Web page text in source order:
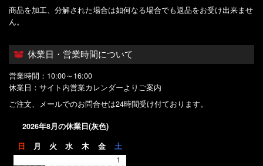
商品を加工、分解された場合は如何なる場合でも返品をお受け出来ませ
ん。
休業日・営業時間について
営業時間：10:00～16:00
休業日：サイト内営業カレンダーよりご案内
ご注文、メールでのお問合せは24時間受け付ております。
2026年8月の休業日(灰色)
日 月 火 水 木 金 土
1